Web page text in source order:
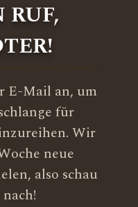
RUF,
E-Mail an, um
für
Wir
neue
also schau